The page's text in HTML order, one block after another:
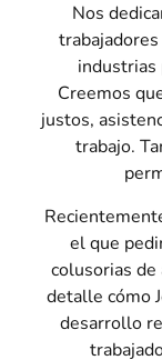
Nos
industrias
Creemos
justos,
trabajo.
el que
colusorias
detalle cómo
desarrollo